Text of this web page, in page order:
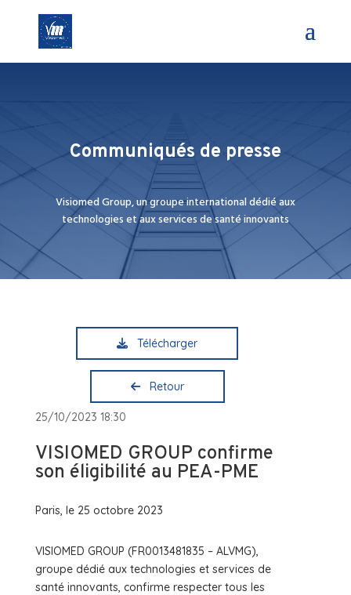
Communiqués de presse
Visiomed Group, un groupe international dédié aux
technologies et aux services de santé innovants
Télécharger
Retour
25/10/2023 18:30
VISIOMED GROUP confirme
son éligibilité au PEA-PME
Paris, le 25 octobre 2023
VISIOMED GROUP (FR0013481835 – ALVMG),
groupe dédié aux technologies et services de
santé innovants, confirme respecter tous les